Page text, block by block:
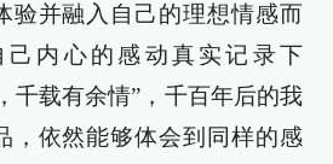
验并融入自己的理想情感而
内心的感动真实记录下
千载有余情”，千百年后的我
，依然能够体会到同样的感